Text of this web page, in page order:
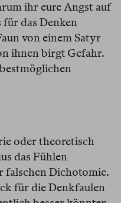
ihr eure Angst auf
für das Denken
von einem Satyr
ihnen birgt Gefahr.
oder theoretisch
das Fühlen
falschen Dichotomie.
für die Denkfaulen